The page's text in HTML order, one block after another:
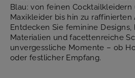
Blau: von feinen
Maxikleider bis hin zu raffinierten
Entdecken Sie feminine
Materialien und facettenreiche
unvergessliche Momente – ob
oder festlicher Empfang.